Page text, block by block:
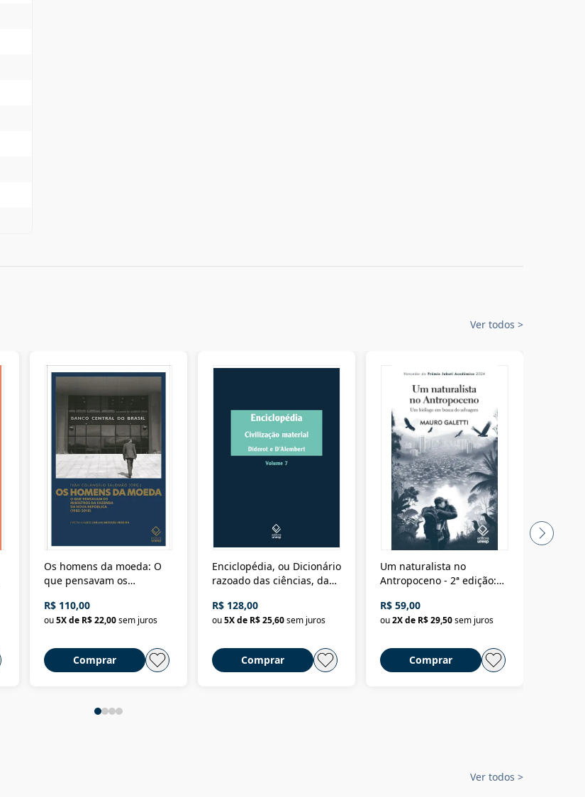
Ver todos >
Os homens da moeda: O
que pensavam os
Nova República (1985-
2018)
R$ 110,00
ou5X de R$ 22,00sem juros
Comprar
Enciclopédia, ou Dicionário
razoado das ciências, das
Civilização material
R$ 128,00
ou5X de R$ 25,60sem juros
Comprar
Um naturalista no
Antropoceno - 2ª edição:
selvagem
R$ 59,00
ou2X de R$ 29,50sem juros
Comprar
Ver todos >